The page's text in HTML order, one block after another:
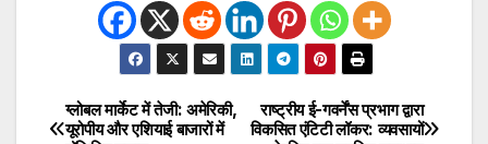
Post
राष्ट्रीय ई-गवर्नेंस प्रभाग द्वारा
विकसित एंटिटी लॉकर: व्यवसायों
ग्लोबल मार्केट में तेजी: अमेरिकी,
यूरोपीय और एशियाई बाजारों में